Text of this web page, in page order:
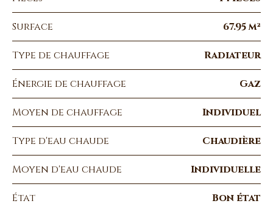
Surface 67.95 m²
Type de chauffage Radiateur
Énergie de chauffage Gaz
Moyen de chauffage Individuel
Type d'eau chaude Chaudière
Moyen d'eau chaude Individuelle
État Bon état